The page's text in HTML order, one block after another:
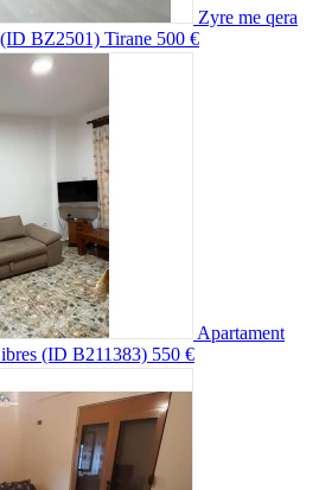
Zyre me qera
BZ2501) Tirane 500 €
Apartament
(ID B211383) 550 €